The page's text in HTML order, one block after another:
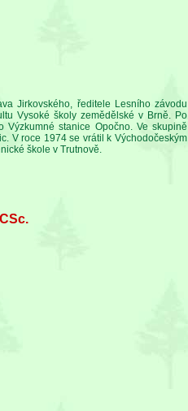
Jirkovského, ředitele Lesního závodu
Vysoké školy zemědělské v Brně. Po
stanice Opočno. Ve skupině
V roce 1974 se vrátil k Východočeským
škole v Trutnově.